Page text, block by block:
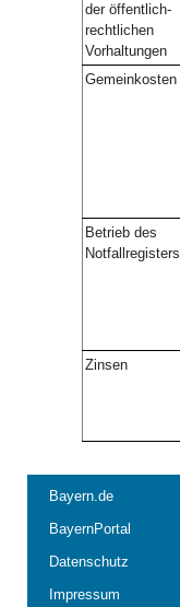
der öffentlich-
rechtlichen
Vorhaltungen
Gemeinkosten
Betrieb des
Notfallregisters
Zinsen
Bayern.de
BayernPortal
Datenschutz
Impressum